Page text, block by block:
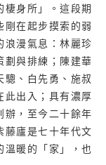
身所」。這段期
在起步摸索的弱
浪漫氣息：林麗珍
劃與排練；陳建華
、白先勇、施叔
此出入；具有濃厚
辦，至今二十餘年
藤廬是七十年代文
溫暖的「家」，也